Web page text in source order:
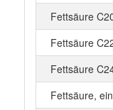
Fettsäure
Fettsäure
Fettsäure
Fettsäure,